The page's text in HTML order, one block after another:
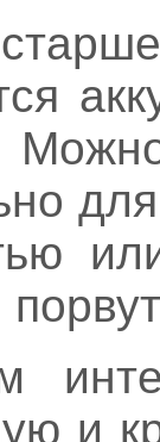
и